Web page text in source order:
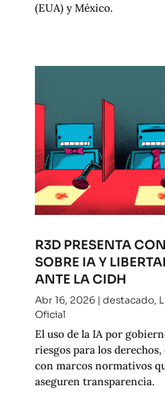
(EUA) y México.
R3D PRESENTA
SOBRE IA Y
ANTE LA CIDH
Abr 16, 2026| destacado,
Oficial
El uso de la IA por
riesgos para los
con marcos normativos
aseguren transparencia.